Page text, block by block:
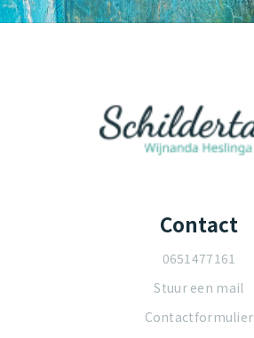
Contact
0651477161
Stuur een mail
Contactformulier